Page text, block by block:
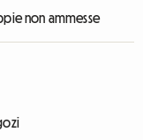
non ammesse